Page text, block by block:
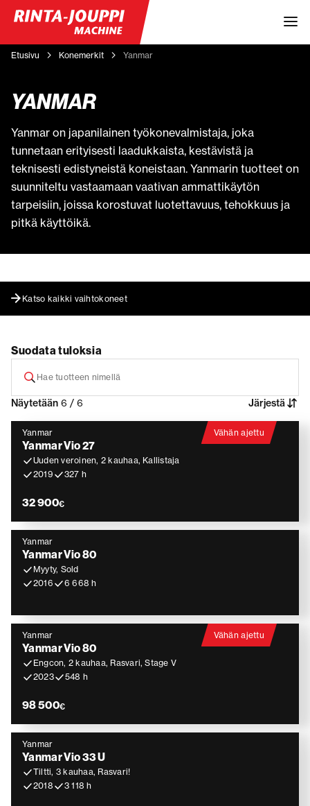
Etusivu Konemerkit Yanmar
YANMAR
Yanmar on japanilainen työkonevalmistaja, joka
tunnetaan erityisesti laadukkaista, kestävistä ja
teknisesti edistyneistä koneistaan. Yanmarin tuotteet on
suunniteltu vastaamaan vaativan ammattikäytön
tarpeisiin, joissa korostuvat luotettavuus, tehokkuus ja
pitkä käyttöikä.
Katso kaikki vaihtokoneet
Suodata tuloksia
Näytetään 6 / 6 Järjestä
Yanmar
Yanmar Vio 27
Uuden veroinen, 2 kauhaa, Kallistaja
2019
327 h
32 900€
Vähän ajettu
Yanmar
Yanmar Vio 80
Myyty, Sold
2016
6 668 h
Yanmar
Yanmar Vio 80
Engcon, 2 kauhaa, Rasvari, Stage V
2023
548 h
98 500€
Vähän ajettu
Yanmar
Yanmar Vio 33 U
Tiltti, 3 kauhaa, Rasvari!
2018
3 118 h